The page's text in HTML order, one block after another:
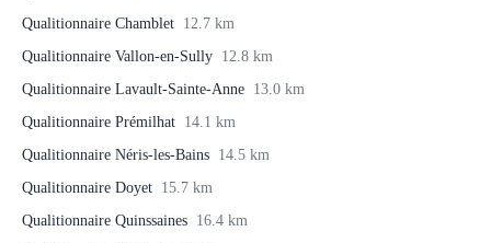
Qualitionnaire Chamblet 12.7 km
Qualitionnaire Vallon-en-Sully 12.8 km
Qualitionnaire Lavault-Sainte-Anne 13.0 km
Qualitionnaire Prémilhat 14.1 km
Qualitionnaire Néris-les-Bains 14.5 km
Qualitionnaire Doyet 15.7 km
Qualitionnaire Quinssaines 16.4 km